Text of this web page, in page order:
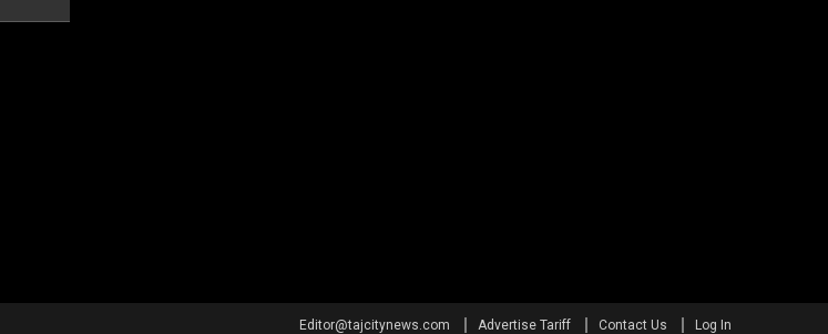
Editor@tajcitynews.com Advertise Tariff Contact Us Log In